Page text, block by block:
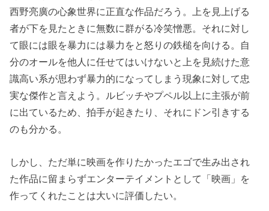
西野亮廣の心象世界に正直な作品だろう。上を見上げる
者が下を見たときに無数に群がる冷笑憎悪。それに対し
て眼には眼を暴力には暴力をと怒りの鉄槌を向ける。自
分のオールを他人に任せてはいけないと上を見続けた意
識高い系が思わず暴力的になってしまう現象に対して忠
実な傑作と言えよう。ルビッチやプペル以上に主張が前
に出ているため、拍手が起きたり、それにドン引きする
のも分かる。
しかし、ただ単に映画を作りたかったエゴで生み出され
た作品に留まらずエンターテイメントとして「映画」を
作ってくれたことは大いに評価したい。